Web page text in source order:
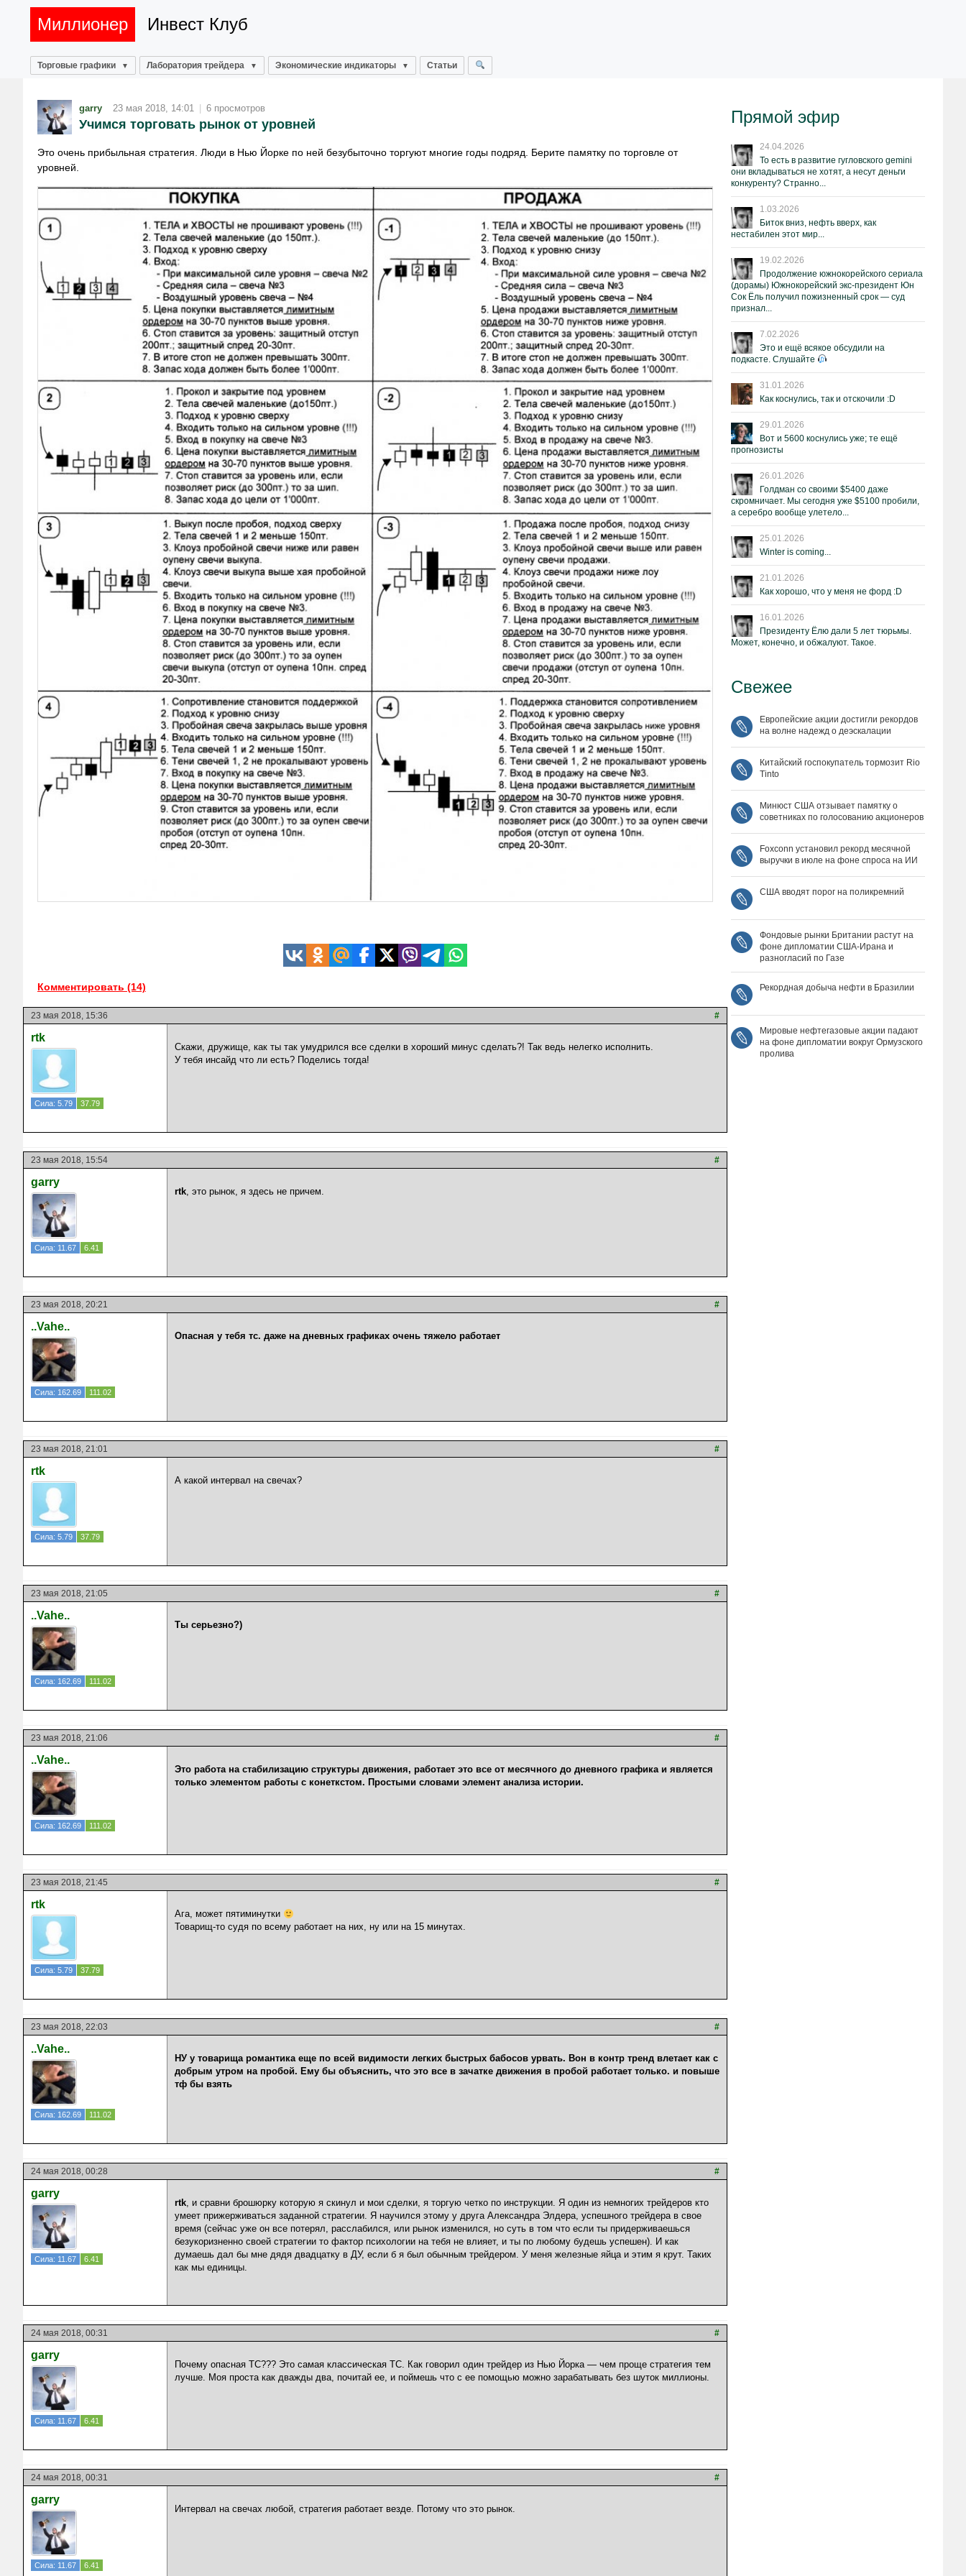
Миллионер Инвест Клуб
Торговые графики Лаборатория трейдера Экономические индикаторы Статьи
garry 23 мая 2018, 14:01 | 6 просмотров
Учимся торговать рынок от уровней
Это очень прибыльная стратегия. Люди в Нью Йорке по ней безубыточно торгуют многие годы подряд. Берите памятку по торговле от
уровней.
Комментировать (14)
23 мая 2018, 15:36 #
rtk
Сила: 5.79 37.79
Скажи, дружище, как ты так умудрился все сделки в хороший минус сделать?! Так ведь нелегко исполнить.
У тебя инсайд что ли есть? Поделись тогда!
23 мая 2018, 15:54 #
garry
Сила: 11.67 6.41
rtk, это рынок, я здесь не причем.
23 мая 2018, 20:21 #
..Vahe..
Сила: 162.69 111.02
Опасная у тебя тс. даже на дневных графиках очень тяжело работает
23 мая 2018, 21:01 #
rtk
Сила: 5.79 37.79
А какой интервал на свечах?
23 мая 2018, 21:05 #
..Vahe..
Сила: 162.69 111.02
Ты серьезно?)
23 мая 2018, 21:06 #
..Vahe..
Сила: 162.69 111.02
Это работа на стабилизацию структуры движения, работает это все от месячного до дневного графика и является
только элементом работы с конеткстом. Простыми словами элемент анализа истории.
23 мая 2018, 21:45 #
rtk
Сила: 5.79 37.79
Ага, может пятиминутки
Товарищ-то судя по всему работает на них, ну или на 15 минутах.
23 мая 2018, 22:03 #
..Vahe..
Сила: 162.69 111.02
НУ у товарища романтика еще по всей видимости легких быстрых бабосов урвать. Вон в контр тренд влетает как с
добрым утром на пробой. Ему бы объяснить, что это все в зачатке движения в пробой работает только. и повыше
тф бы взять
24 мая 2018, 00:28 #
garry
Сила: 11.67 6.41
rtk, и сравни брошюрку которую я скинул и мои сделки, я торгую четко по инструкции. Я один из немногих трейдеров кто
умеет прижерживаться заданной стратегии. Я научился этому у друга Александра Элдера, успешного трейдера в свое
время (сейчас уже он все потерял, расслабился, или рынок изменился, но суть в том что если ты придерживаешься
безукоризненно своей стратегии то фактор психологии на тебя не влияет, и ты по любому будешь успешен). И как
думаешь дал бы мне дядя двадцатку в ДУ, если б я был обычным трейдером. У меня железные яйца и этим я крут. Таких
как мы единицы.
24 мая 2018, 00:31 #
garry
Сила: 11.67 6.41
Почему опасная ТС??? Это самая классическая ТС. Как говорил один трейдер из Нью Йорка — чем проще стратегия тем
лучше. Моя проста как дважды два, почитай ее, и поймешь что с ее помощью можно зарабатывать без шуток миллионы.
24 мая 2018, 00:31 #
garry
Сила: 11.67 6.41
Интервал на свечах любой, стратегия работает везде. Потому что это рынок.
Прямой эфир
24.04.2026
То есть в развитие гугловского gemini
они вкладываться не хотят, а несут деньги
конкуренту? Странно...
1.03.2026
Биток вниз, нефть вверх, как
нестабилен этот мир...
19.02.2026
Продолжение южнокорейского сериала
(дорамы) Южнокорейский экс-президент Юн
Сок Ёль получил пожизненный срок — суд
признал...
7.02.2026
Это и ещё всякое обсудили на
подкасте. Слушайте
31.01.2026
Как коснулись, так и отскочили :D
29.01.2026
Вот и 5600 коснулись уже; те ещё
прогнозисты
26.01.2026
Голдман со своими $5400 даже
скромничает. Мы сегодня уже $5100 пробили,
а серебро вообще улетело...
25.01.2026
Winter is coming...
21.01.2026
Как хорошо, что у меня не форд :D
16.01.2026
Президенту Ёлю дали 5 лет тюрьмы.
Может, конечно, и обжалуют. Такое.
Свежее
Европейские акции достигли рекордов
на волне надежд о деэскалации
Китайский госпокупатель тормозит Rio
Tinto
Минюст США отзывает памятку о
советниках по голосованию акционеров
Foxconn установил рекорд месячной
выручки в июле на фоне спроса на ИИ
США вводят порог на поликремний
Фондовые рынки Британии растут на
фоне дипломатии США‑Ирана и
разногласий по Газе
Рекордная добыча нефти в Бразилии
Мировые нефтегазовые акции падают
на фоне дипломатии вокруг Ормузского
пролива